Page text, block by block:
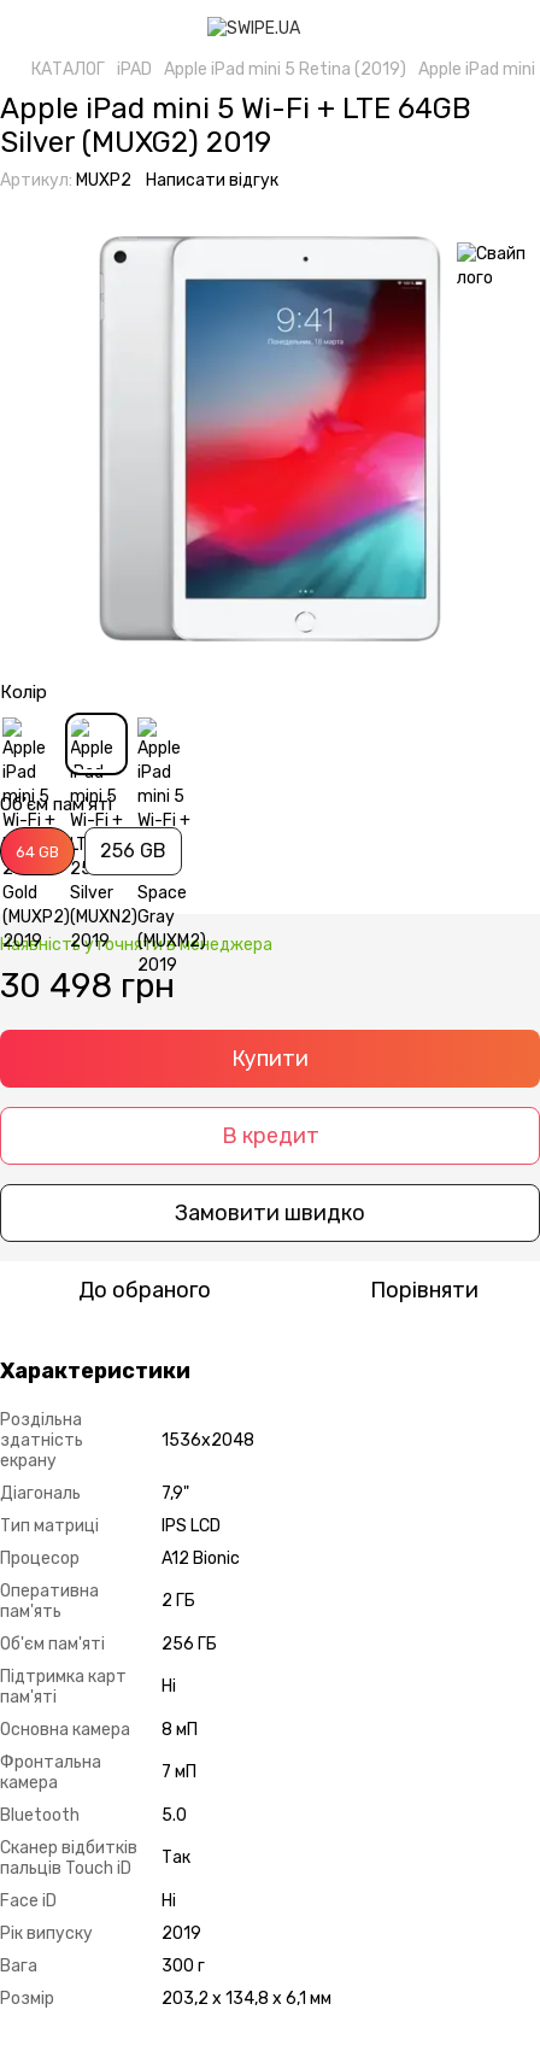
КАТАЛОГ iPAD Apple iPad mini 5 Retina (2019) Apple iPad mini
Apple iPad mini 5 Wi-Fi + LTE 64GB
Silver (MUXG2) 2019
Артикул: MUXP2 Написати відгук
Колір
Об'єм пам'яті
64 GB 256 GB
Наявність уточняти в менеджера
30 498 грн
Купити
В кредит
Замовити швидко
До обраного Порівняти
Характеристики
Роздільна
здатність
екрану
1536х2048
Діагональ
7,9"
Тип матриці
IPS LCD
Процесор
A12 Bionic
Оперативна
пам'ять
2 ГБ
Об'єм пам'яті
256 ГБ
Підтримка карт
пам'яті
Ні
Основна камера
8 мП
Фронтальна
камера
7 мП
Bluetooth
5.0
Сканер відбитків
пальців Touch iD
Так
Face iD
Ні
Рік випуску
2019
Вага
300 г
Розмір
203,2 x 134,8 x 6,1 мм